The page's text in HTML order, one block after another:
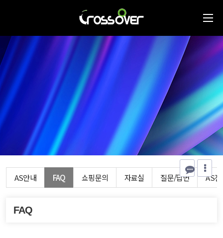
AS안내 FAQ 쇼핑문의 자료실 질문/답변 AS진
FAQ